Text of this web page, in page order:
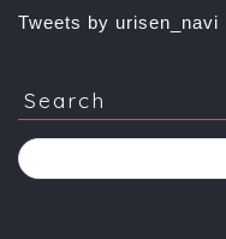
Tweets by urisen_navi
Search